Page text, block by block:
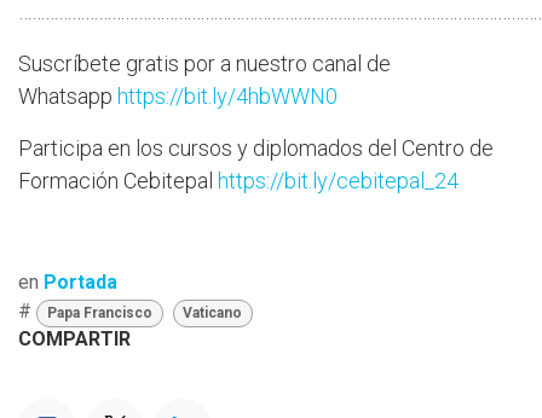
Suscríbete gratis por a nuestro canal de
Whatsapp https://bit.ly/4hbWWN0
Participa en los cursos y diplomados del Centro de
Formación Cebitepal https://bit.ly/cebitepal_24
en Portada
#
Papa Francisco Vaticano
COMPARTIR